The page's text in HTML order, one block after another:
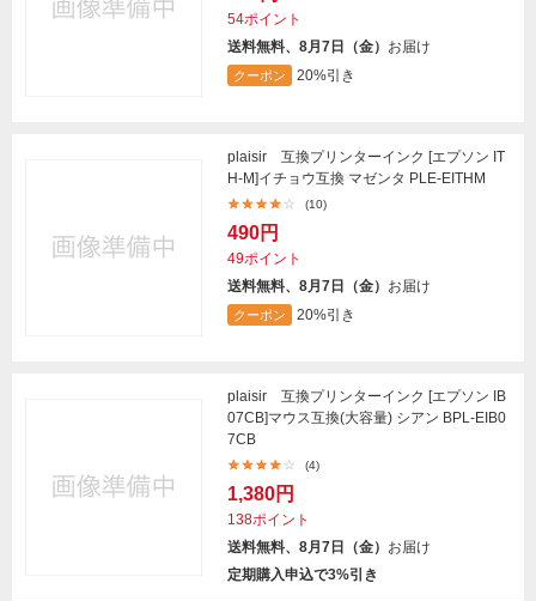
54ポイント
送料無料、8月7日（金） お届け
クーポン 20%引き
plaisir 互換プリンターインク [エプソン IT
H-M]イチョウ互換 マゼンタ PLE-EITHM
(10)
490円
49ポイント
送料無料、8月7日（金） お届け
クーポン 20%引き
plaisir 互換プリンターインク [エプソン IB
07CB]マウス互換(大容量) シアン BPL-EIB0
7CB
(4)
1,380円
138ポイント
送料無料、8月7日（金） お届け
定期購入申込で3%引き